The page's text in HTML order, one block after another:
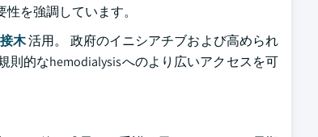
を強調しています。
木活用。 政府のイニシアチブおよび高められ
的なhemodialysisへのより広いアクセスを可